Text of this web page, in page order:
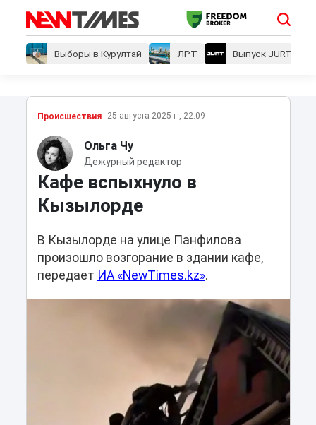
Выборы в Курултай ЛРТ Выпуск JURT
Проиcшествия 25 августа 2025 г., 22:09
Ольга Чу
Дежурный редактор
Кафе вспыхнуло в
Кызылорде
В Кызылорде на улице Панфилова
произошло возгорание в здании кафе,
передает ИА «NewTimes.kz».